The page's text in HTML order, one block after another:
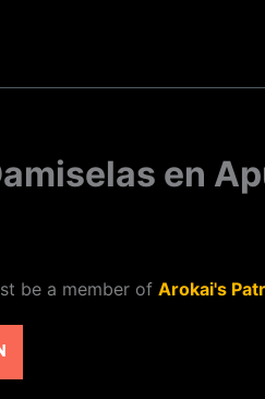
en
be a member of Arokai's